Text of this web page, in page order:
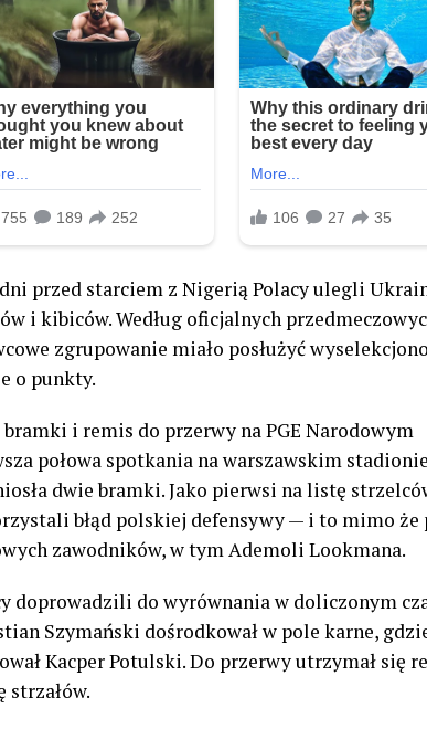
przed starciem z Nigerią Polacy ulegli
i kibiców. Według oficjalnych
zgrupowanie miało posłużyć
o punkty.
i remis do przerwy na PGE Narodowym
połowa spotkania na warszawskim
dwie bramki. Jako pierwsi na listę
błąd polskiej defensywy — i to mimo że
zawodników, w tym Ademoli Lookmana.
doprowadzili do wyrównania w doliczonym
Szymański dośrodkował w pole karne,
Kacper Potulski. Do przerwy utrzymał się
strzałów.